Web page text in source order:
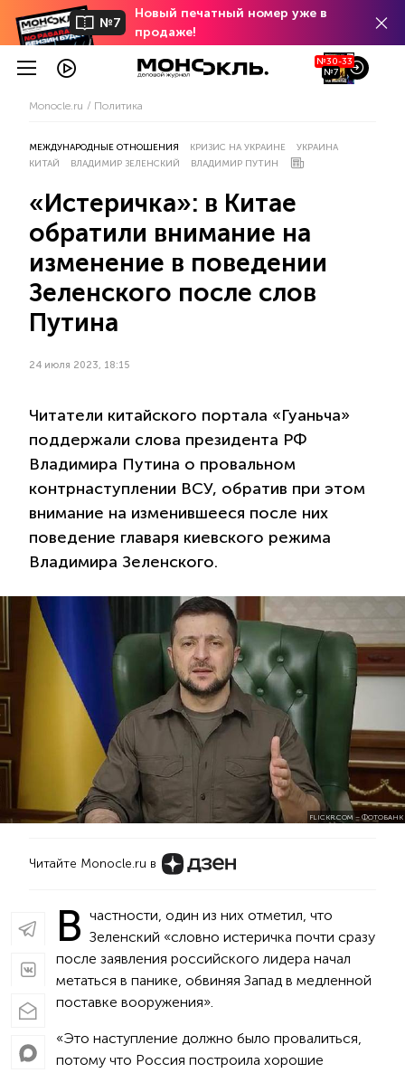
№7
Новый печатный номер уже в
продаже!
№30-33
№7
Monocle.ru Политика
МЕЖДУНАРОДНЫЕ ОТНОШЕНИЯ КРИЗИС НА УКРАИНЕ
УКРАИНА
КИТАЙ
ВЛАДИМИР ЗЕЛЕНСКИЙ ВЛАДИМИР ПУТИН
«Истеричка»: в Китае
обратили внимание на
изменение в поведении
Зеленского после слов
Путина
24 июля 2023, 18:15
Читатели китайского портала «Гуаньча»
поддержали слова президента РФ
Владимира Путина о провальном
контрнаступлении ВСУ, обратив при этом
внимание на изменившееся после них
поведение главаря киевского режима
Владимира Зеленского.
FLICKR.COM – ФОТОБАНК
Читайте Monocle.ru в
В частности, один из них отметил, что
Зеленский «словно истеричка почти сразу
после заявления российского лидера начал
метаться в панике, обвиняя Запад в медленной
поставке вооружения».
«Это наступление должно было провалиться,
потому что Россия построила хорошие